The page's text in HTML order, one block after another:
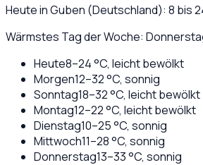
Heute inGuben (Deutschland): 8 bis
Wärmstes Tag der Woche:
Heute8–24°C, leicht bewölkt
Morgen12–32°C, sonnig
Sonntag18–32°C, leicht bewölkt
Montag12–22°C, leicht bewölkt
Dienstag10–25°C, sonnig
Mittwoch11–28°C, sonnig
Donnerstag13–33°C, sonnig